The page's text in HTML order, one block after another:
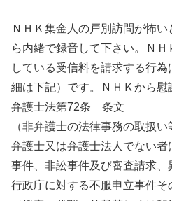
ＮＨＫ集金人の戸別訪問が怖
ら内緒で録音して下さい。Ｎ
している受信料を請求する行
細は下記）です。ＮＨＫから慰
弁護士法第72条 条文
（非弁護士の法律事務の取扱い
弁護士又は弁護士法人でない
事件、非訟事件及び審査請求
行政庁に対する不服申立事件